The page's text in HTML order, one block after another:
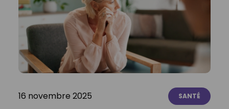
16 novembre 2025 SANTÉ